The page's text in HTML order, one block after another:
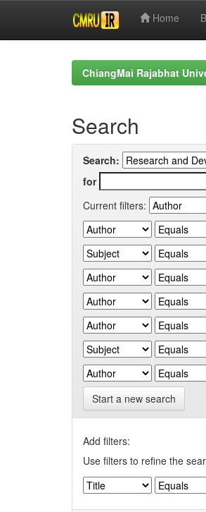
Home
ChiangMai Rajabhat
Search
Search:
for
Current filters:
Start a new search
Add filters:
Use filters to refine the